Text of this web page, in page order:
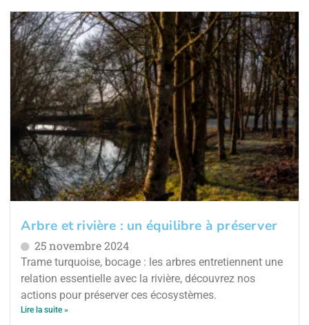
Arbre et rivière : un équilibre à préserver
25 novembre 2024
Trame turquoise, bocage : les arbres entretiennent une
relation essentielle avec la rivière, découvrez nos
actions pour préserver ces écosystèmes.
Lire la suite »